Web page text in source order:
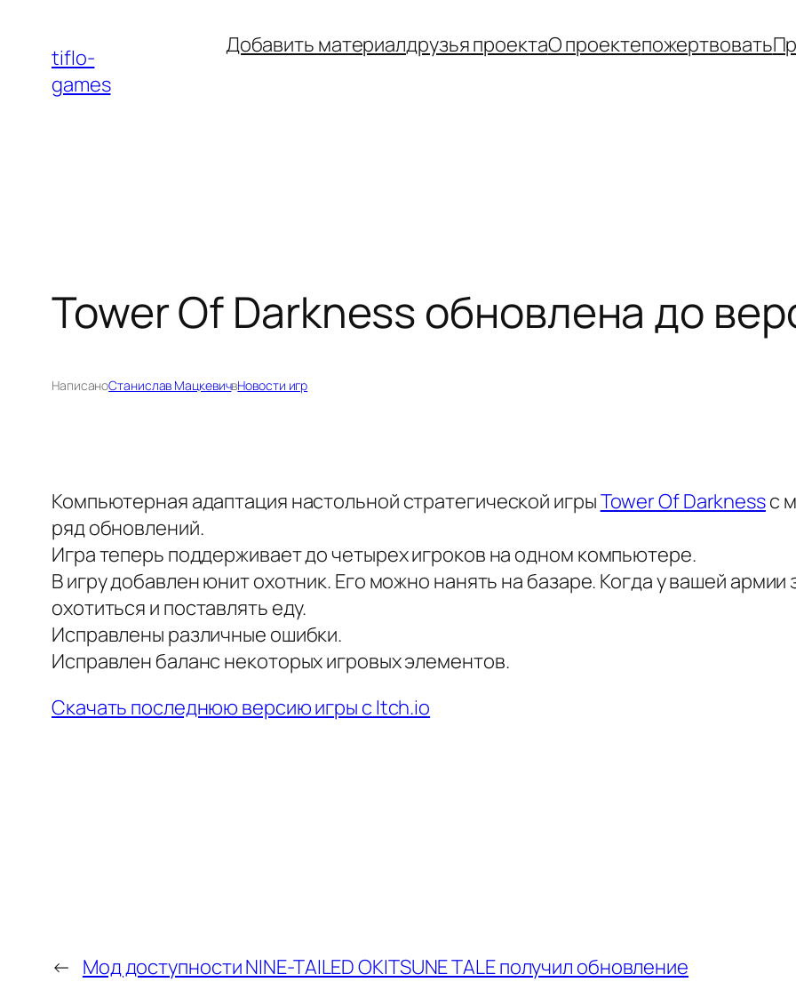
содержимому
tiflo-
games
Добавить материалдрузья проектаО проектепожертвовать
Tower Of Darkness обновлена до
НаписаноСтанислав МацкевичвНовости игр
Компьютерная адаптация настольной стратегической игрыTower Of Darknessс
ряд обновлений.
Игра теперь поддерживает до четырех игроков на одном компьютере.
В игру добавлен юнит охотник. Его можно нанять на базаре. Когда у вашей
охотиться и поставлять еду.
Исправлены различные ошибки.
Исправлен баланс некоторых игровых элементов.
Скачать последнюю версию игры с Itch.io
← Мод доступности NINE-TAILED OKITSUNE TALE получил обновление